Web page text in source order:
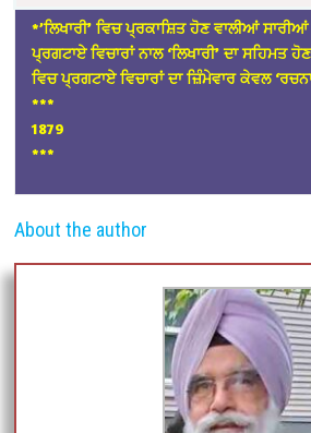
*’ਲਿਖਾਰੀ’ ਵਿਚ ਪ੍ਰਕਾਸ਼ਿਤ ਹੋਣ ਵਾਲੀਆਂ ਸਾਰੀਆਂ
ਪ੍ਰਗਟਾਏ ਵਿਚਾਰਾਂ ਨਾਲ ‘ਲਿਖਾਰੀ’ ਦਾ ਸਹਿਮਤ
ਵਿਚ ਪ੍ਰਗਟਾਏ ਵਿਚਾਰਾਂ ਦਾ ਜ਼ਿੰਮੇਵਾਰ ਕੇਵਲ
***
1879
***
About the author